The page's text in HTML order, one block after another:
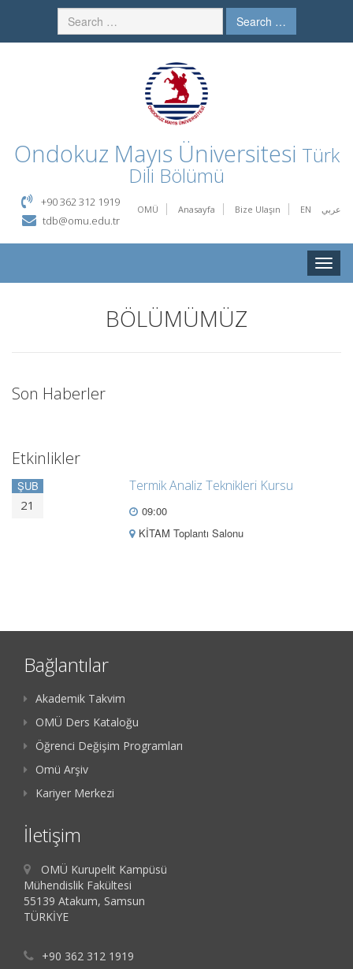
Search …
Ondokuz Mayıs Üniversitesi Türk
Dili Bölümü
OMÜ Anasayfa Bize Ulaşın EN عربي
+90 362 312 1919
tdb@omu.edu.tr
Toggle
BÖLÜMÜMÜZ
Son Haberler
Etkinlikler
ŞUB
21
Termik Analiz Teknikleri Kursu
09:00
KİTAM Toplantı Salonu
Bağlantılar
Akademik Takvim
OMÜ Ders Kataloğu
Öğrenci Değişim Programları
Omü Arşiv
Kariyer Merkezi
İletişim
OMÜ Kurupelit Kampüsü
Mühendislik Fakültesi
55139 Atakum, Samsun
TÜRKİYE
+90 362 312 1919